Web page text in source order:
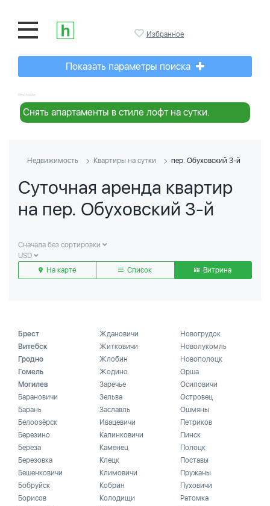
Избранное
Показать параметры поиска
Реклама:
Снять апартаменты в стиле лофт на сутки.
Недвижимость Квартиры на сутки пер. Обуховский 3-й
Суточная аренда квартир
на пер. Обуховский 3-й
Сначала без сортировки
USD
На карте
Список Витрина
Брест
Витебск
Гродно
Гомель
Могилев
Барановичи
Барань
Белоозёрск
Березино
Береза
Березовка
Бешенковичи
Бобруйск
Борисов
Ждановичи
Житковичи
Жлобин
Жодино
Заречье
Зельва
Заславль
Ивацевичи
Калинковичи
Каменец
Клецк
Климовичи
Кобрин
Колодищи
Новогрудок
Новолукомль
Новополоцк
Орша
Осиповичи
Островец
Ошмяны
Петриков
Пинск
Полоцк
Поставы
Пружаны
Пуховичи
Ратомка